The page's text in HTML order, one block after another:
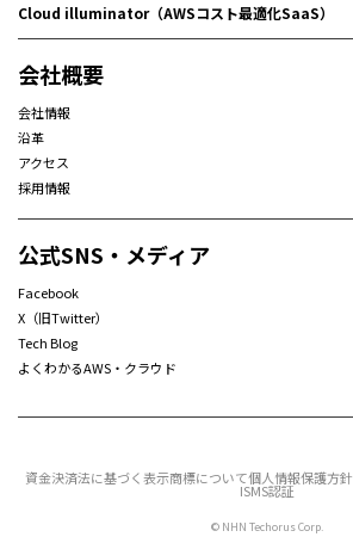
Cloud illuminator（AWSコスト最適化SaaS）
会社概要
会社情報
沿革
アクセス
採用情報
公式SNS・メディア
Facebook
X（旧Twitter）
Tech Blog
よくわかるAWS・クラウド
資金決済法に基づく表示商標について個人情報保護方針
ISMS認証
© NHN Techorus Corp.